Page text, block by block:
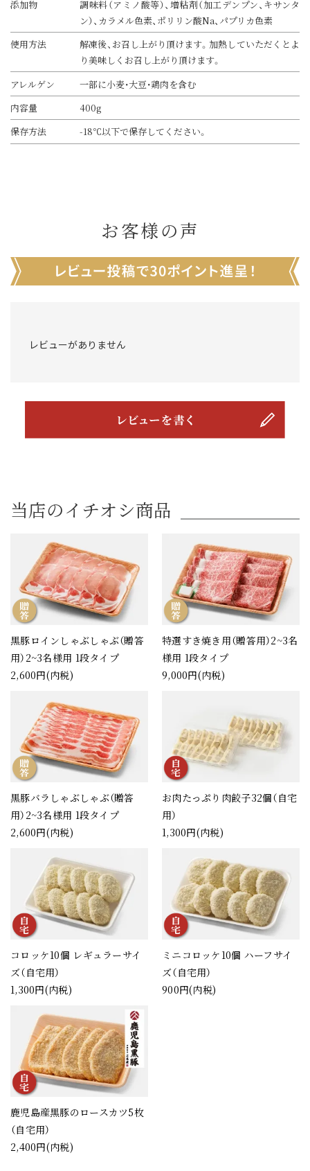
添加物
調味料（アミノ酸等）、増粘剤（加工デンプン、キサンタ
ン）、カラメル色素、ポリリン酸Na、パプリカ色素
使用方法
解凍後、お召し上がり頂けます。加熱していただくとよ
り美味しくお召し上がり頂けます。
アレルゲン
一部に小麦・大豆・鶏肉を含む
内容量
400g
保存方法
-18℃以下で保存してください。
お客様の声
レビューがありません
当店のイチオシ商品
黒豚ロインしゃぶしゃぶ（贈答
用）2~3名様用 1段タイプ
2,600円(内税)
特選すき焼き用（贈答用）2~3名
様用 1段タイプ
9,000円(内税)
黒豚バラしゃぶしゃぶ（贈答
用）2~3名様用 1段タイプ
2,600円(内税)
お肉たっぷり肉餃子32個（自宅
用）
1,300円(内税)
コロッケ10個 レギュラーサイ
ズ（自宅用）
1,300円(内税)
ミニコロッケ10個 ハーフサイ
ズ（自宅用）
900円(内税)
鹿児島産黒豚のロースカツ5枚
（自宅用）
2,400円(内税)